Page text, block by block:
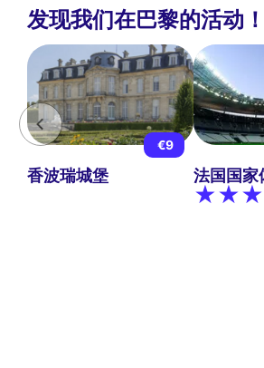
发现我们在巴黎的活动！
€9
香波瑞城堡 法国国家